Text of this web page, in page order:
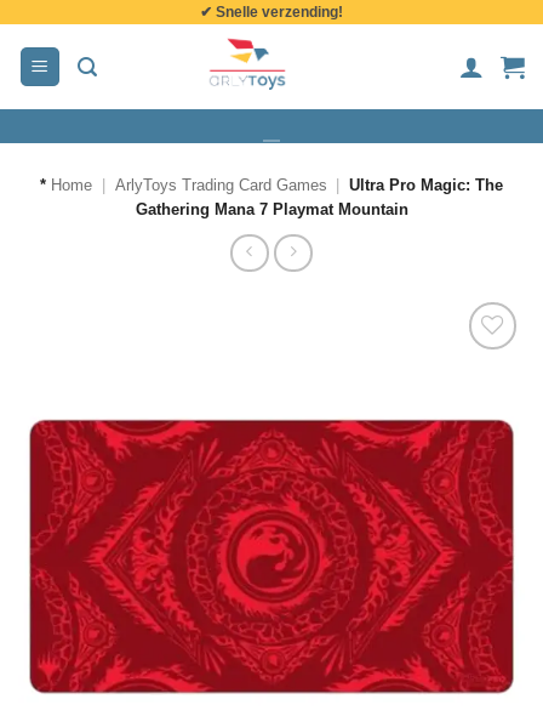
inhoud
✔ Snelle verzending!
* Home ArlyToys Trading Card Games
Ultra Pro Magic: The
Gathering Mana 7 Playmat Mountain